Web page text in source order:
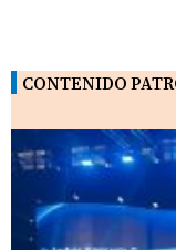
CONTENIDO